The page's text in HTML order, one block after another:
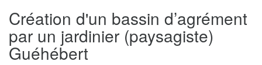
Création d'un bassin d’agrément
par un jardinier (paysagiste)
Guéhébert